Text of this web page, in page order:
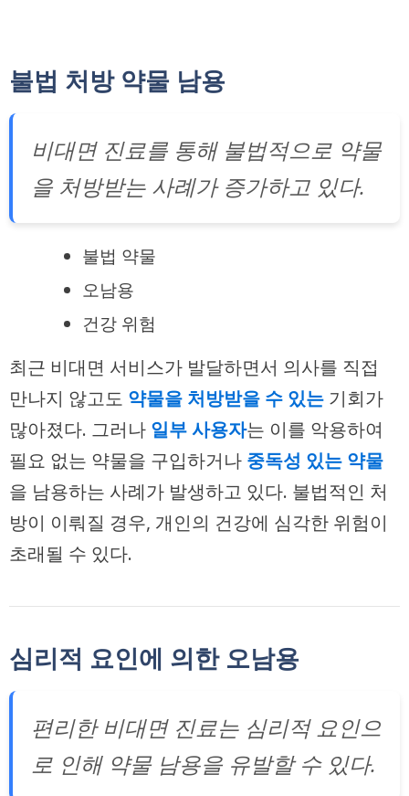
불법 처방 약물 남용
비대면 진료를 통해 불법적으로 약물
을 처방받는 사례가 증가하고 있다.
불법 약물
오남용
건강 위험
최근 비대면 서비스가 발달하면서 의사를 직접
만나지 않고도 약물을 처방받을 수 있는 기회가
많아졌다. 그러나 일부 사용자는 이를 악용하여
필요 없는 약물을 구입하거나 중독성 있는 약물
을 남용하는 사례가 발생하고 있다. 불법적인 처
방이 이뤄질 경우, 개인의 건강에 심각한 위험이
초래될 수 있다.
심리적 요인에 의한 오남용
편리한 비대면 진료는 심리적 요인으
로 인해 약물 남용을 유발할 수 있다.